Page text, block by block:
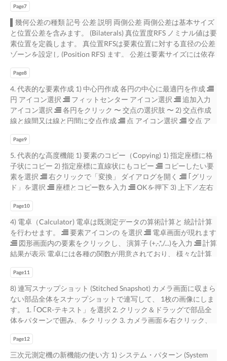
す。 ⿊、白、そして画一 的な灰色の部品上でさえも、オートフ
ォーカス とフォーカスポイ ントツール を使用すれば、十分なコ
ントラストが得られます。 1
3) 継続ボタン を押下 4) プログラムが自動⾛⾏し、測定を完了し
ます 4
に於ける公差対応アイコンの説明︓ 真位置度MMC 円周ブレ 真
位置度LMC 線の輪郭度 真位置度RFS 同⼼度 両側公差 真円度 ノミ
ナル値及び上限・下限値入力 ▌公差画面の一部表⽰例︓ ▌データ
ムボーナス︓ LMC（最小実体状態）又はMMC（最大実体状態）
公差を持っている要素のデータムが調整され、その要素により合
位置偏差を小さくします。下記の画面から、要素の偏差値をノミ
ナル値より小さく するボーナスが自動的に要素に適用されま
す。 5
Page7
▌幾何公差の種類 記号 公差 説明 両側公差 両側公差は基本サイズ
と位置公差を含みます。 (Bilaterals) 真位置度RFS ノミナル値は要
素位置を定義します。 真位置RFSは要素位置に対する直径の公差
ゾーンを設定し (Position RFS) ます。 公差は要素サイズには依存
に影響されない実体公差方式。 真位置度MMC ノミナル値は要素
位置を定義します。 真位置MMCは要素がその最大実態状態から
外れる時に増加 (Position MMC) する直径の公差ゾーンを設定し
ます。 公差は要素サイズに依存します。 注︓Maximum Material
Condition (MMC)︓ 最大実体状態（要素の実体が最大となるよう
は要素位置を定義します。 真位置LMCは要素がその最小実態状
態から外れる時に増加 (Position LMC) する直径の公差ゾーンを設
定します。 公差は要素サイズに依存します。 注︓Least Material
Condition (LMC)︓ 最小実体状態（要素の実体が最小となるよう
な許容限界 寸法をもつ要素の状態。） 真直度 真直度は表面の成
分又は軸が直線という条件を伴った形状公差で、直線物体の幾何
学的に正しい (Straightness) 直線からの許容値です。 真円度 真円
度は全ての点が円の丸みを決定するのに使われる、中⼼から等距
離にあるという条件を持っ (Circularity) た形状公差で、円形物体
の幾何学的に正しい円からのひらきの許容値です。 平面度 平面
度は表面が全ての点を1平面内に持つ形状公差で、平面物体の幾
何学的に正しい平面からのひ (Flatness) らきの許容値です。 直角
度 直角度は表面、平面又は軸が他に対し直角であるという条件
を持った方向公差で、データム直線 (Perpendicularity) 又はデー
タム平面に対して直角な幾何学的直線又は幾何学的平面から直角
であるべき直線形体ま たは平面形体のひらき許容値です。 デー
タポイントは、2本の直線間に存在しなければなりませ ん。 2本
の直線間のギャップ距離が直角度値です。 平⾏度 平⾏度は表
の方向公差で、 デー (Parallelism) タム直線又はデータム平面に
対して平⾏な幾何学的直線又は幾何学的平面から平⾏であるべき
Page8
4. 代表的な要素作成 1) 中心円作成 各円の中⼼に最適円を作成 
円 アイコン選択  フィットセンター アイコン選択  追加⼊⼒
アイコン選択  各円をクリック 〜 交点の選択肢 〜 2) 交点作成
線と線間又は線と円間に交点作成  点 アイコン選択  交点 ア
ぶ 3) 垂線作成 〜 二等分線作成の場合 〜 線と円間又は線と点間に
垂線を作成  線 アイコン選択  垂線 アイコン選択  線、円又
は点をクリック 〜 接線の選択肢 〜 4) 接線作成 円間に接線を作成
 線 アイコン選択  接線 アイコン選択  円をクリック  選択
肢から希望の接線を選択 〜 内接円作成の場合 〜 5) 外接円作成 複
択  それぞれの円をクリック 6）最小ゾーン 〜 複数線の最小ゾ
ーン 〜 複数円の最小ゾーンをゾーンの 中⼼に作成  円 アイコ
ン選択  最小ゾーン アイコン選択  それぞれの円をクリック 7
Page9
5. 代表的な高度機能 1) 要素のコピー（Copying) 1) 指定座標に格
子状にコピー 2) 指定座標に直線状にもコピー  コピーしたい要
素を選択  右クリックで「変換」 ダイアログを開く  ｢グリッ
ド」を選択  座標とコピー数を⼊⼒  OKを押下 3) 上下／左右
い要素を選択  右クリックで「ミラー」 ダイアログを開く  X
軸／Y軸対象を選択  OKを押下 2) コマンドライン（Command
Line) コマンドラインは外部アプリケー 検査報告書を指定した場
合の例︓ ション、.cmd, .exe, .batファイル の様な実⾏ファイルを
開きます。  ｢ファイル｣→｢コマンドライ ン｣を選択  開きたい
ちにそ のファイルが開かれます。 測定する部品画像を開いた
り、SPC ソフトを開いたり、前回の検査報告 書を指定して開い
たりが出来ます。 3) 温度補正（Temperature Compensation)
１）室温を補正 〜 膨張係数 〜  ｢温度補正｣を選択  室温を⼊
⼒ 2) 膨張係数  被測定物の材質の膨張係数を選択 8
Page10
4) 電卓（Calculator) 電卓は既測定データの算術計算と 統計計算
を⾏わせます。  要素アイコンの を選択  電卓画面が現れます
 図形画面内の要素をクリックし、 演算子 (+,-,*,/...)を⼊⼒  計算
結果が表⽰ 電卓には各種の関数が用意されており、 様々な計算
し、新た な要素を作成します。 例︓測定済み閉曲線  点群 を選
択  図形画面の閉曲線をクリック  曲線編集画面から新要素作
成 又、点群は⼊⼒としても使えます。 点群の有効利用は、特に
レーザーとの 組み合わせで部品表面の点群を簡単に 収集するこ
とです。 6) 周回（Cycle) 周回は特定回数又は無制限でプログラ
収集しながら、 （固定の場合） 同一部品を数回⾛⾏させること
ができ ます。  固定︓プログラムを再生する回数を 設定（例、
Page11
8) 連写スナップショット (Stitched Snapshot) カメラ画面に収まら
ない部品全体をスナップショットで連写して、 1枚の画像にしま
す。 1. ｢OCR-テキスト」を選択 2. クリック＆ドラッグで部品全
体をパターンで囲み、をク リック 3. カメラ画面を右クリック、
〜 通常のスナップショット 〜 〜 連写スナップショット 〜 ○ 画像
が保存できる ○ レポートに画像を貼り付けられる ○ オプションの
Page12
三次元測定機の新機能の使い方 1) システム・パターン (System